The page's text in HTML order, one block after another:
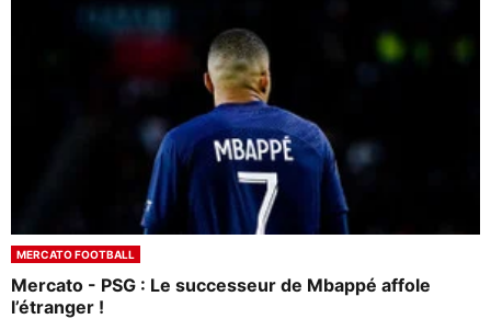
MERCATO FOOTBALL
Mercato - PSG : Le successeur de Mbappé affole
l’étranger !